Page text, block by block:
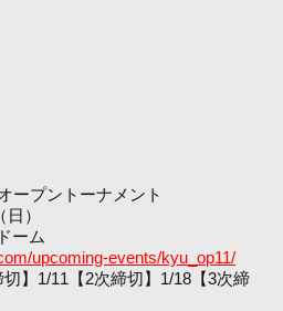
ープントーナメント
）
ーム
upcoming-events/kyu_op11/
】1/11【2次締切】1/18【3次締